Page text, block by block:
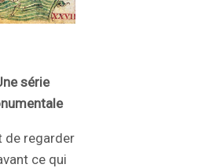
série
de regarder
ce qui